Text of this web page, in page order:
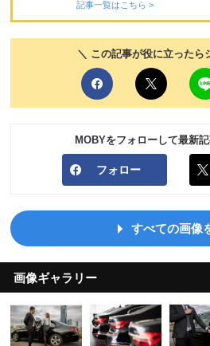
記事一覧はこちら >
＼ この記事が役に立ったら
MOBYをフォローして最新
フォロー
すべての画像
画像ギャラリー